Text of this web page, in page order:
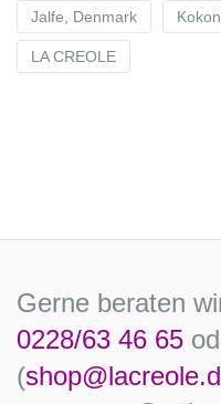
Jalfe, Denmark
LA CREOLE
Gerne beraten
0228/63 46 65
(